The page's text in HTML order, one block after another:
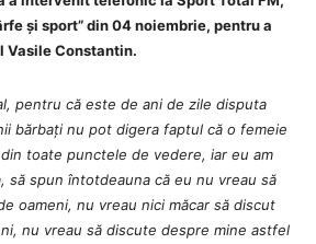
și sport” din 04 noiembrie, pentru a
Vasile Constantin.
pentru că este de ani de zile disputa
bărbați nu pot digera faptul că o femeie
toate punctele de vedere, iar eu am
să spun întotdeauna că eu nu vreau să
oameni, nu vreau nici măcar să discut
nu vreau să discute despre mine astfel